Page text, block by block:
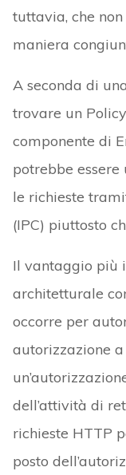
tuttavia, che
maniera
A seconda di
trovare un
componente di
potrebbe
le richieste
(IPC) piuttosto
Il vantaggio più
architetturale
occorre per
autorizzazione
dell’attività di
richieste HTTP
posto